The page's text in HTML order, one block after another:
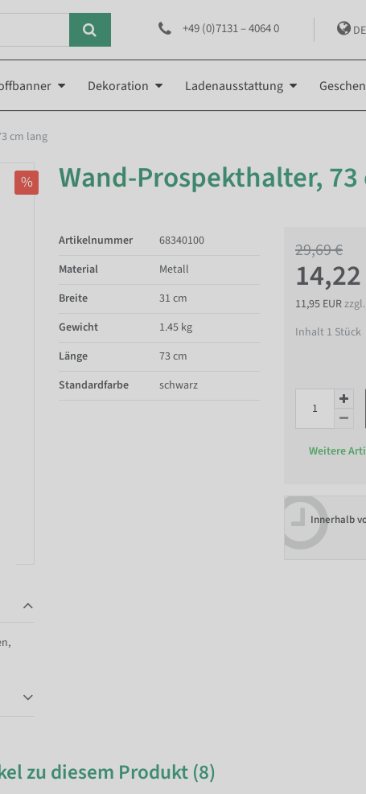
+49 (0)7131 – 4064 0 DE
Dekoration Ladenausstattung
cm lang
% Wand-Prospekthalter,
29,69 €
11,95 EUR
Inhalt 1 Stück
Weitere
Innerhalb
Artikelnummer
68340100
Material
Metall
Breite
31 cm
Gewicht
1.45 kg
Länge
73 cm
Standardfarbe
schwarz
zu diesem Produkt (8)